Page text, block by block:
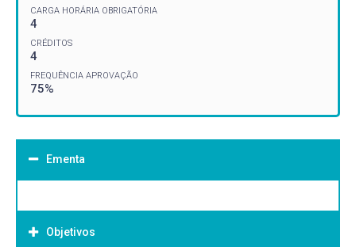
CARGA HORÁRIA OBRIGATÓRIA
4
CRÉDITOS
4
FREQUÊNCIA APROVAÇÃO
75%
Ementa
Objetivos